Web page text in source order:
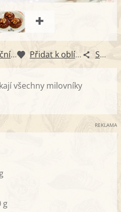
Zapsat do nutričního diáře Přidat k oblíbeným Sdílet
všechny milovníky
REKLAMA
g